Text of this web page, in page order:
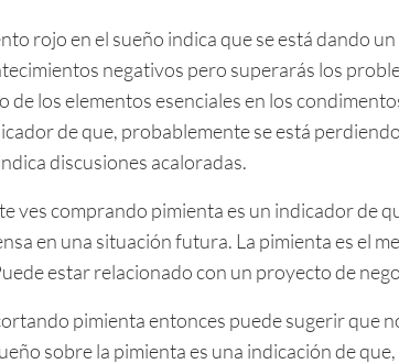
rojo en el sueño indica que se está dando
negativos pero superarás los
de los elementos esenciales en los
de que, probablemente se está
discusiones acaloradas.
ves comprando pimienta es un indicador de
en una situación futura. La pimienta es el
estar relacionado con un proyecto de
pimienta entonces puede sugerir que
sobre la pimienta es una indicación de